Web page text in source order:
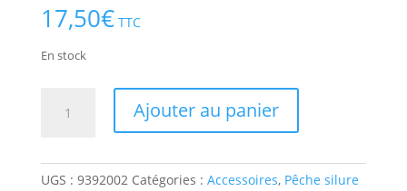
17,50€ TTC
En stock
Silure
Landing
Ajouter au panier
UGS : 9392002 Catégories : Accessoires, Pêche silure